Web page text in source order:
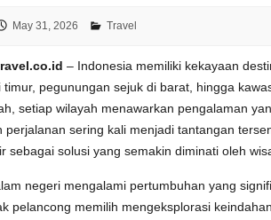
May 31, 2026 Travel
– Indonesia memiliki kekayaan
timur, pegunungan sejuk di barat, hingga
setiap wilayah menawarkan pengalaman
perjalanan sering kali menjadi tantangan
sebagai solusi yang semakin diminati oleh
negeri mengalami pertumbuhan yang
pelancong memilih mengeksplorasi